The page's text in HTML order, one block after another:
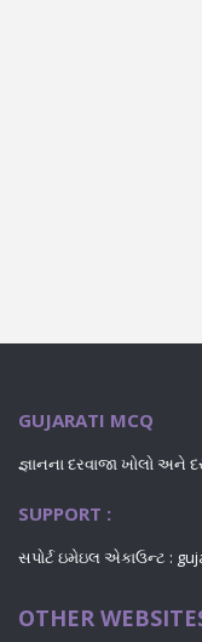
GUJARATI MCQ
જ્ઞાનના દરવાજા ખોલો અને
SUPPORT :
સપોર્ટ ઇમેઇલ એકાઉન્ટ :
OTHER